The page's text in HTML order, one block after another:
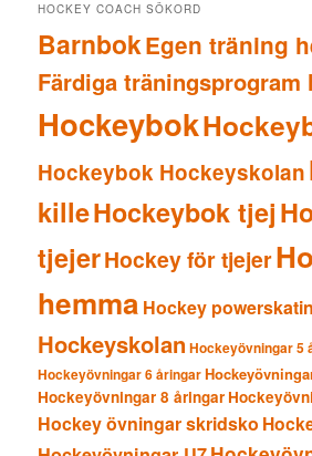
HOCKEY COACH SÖKORD
BarnbokEgen träning
Färdiga träningsprogram
Hockeybok
Hockeybok Hockeyskolan
killeHockeybok tjej
tjejerHockey för tjejer
hemma Hockey
Hockeyskolan Hockeyövningar 5
Hockeyövningar 6 åringar
Hockeyövningar 8 åringar
Hockey övningar skridsko